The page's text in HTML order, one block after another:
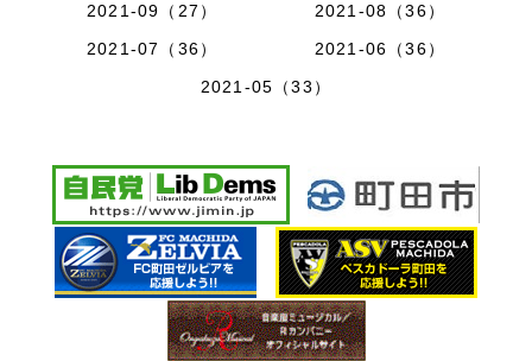
2021-09（27）
2021-08（36）
2021-07（36）
2021-06（36）
2021-05（33）